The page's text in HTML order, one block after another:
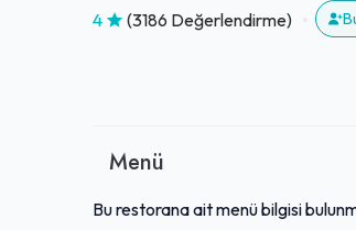
4 (3186 Değerlendirme)
Menü
Bu restorana ait menü bilgisi